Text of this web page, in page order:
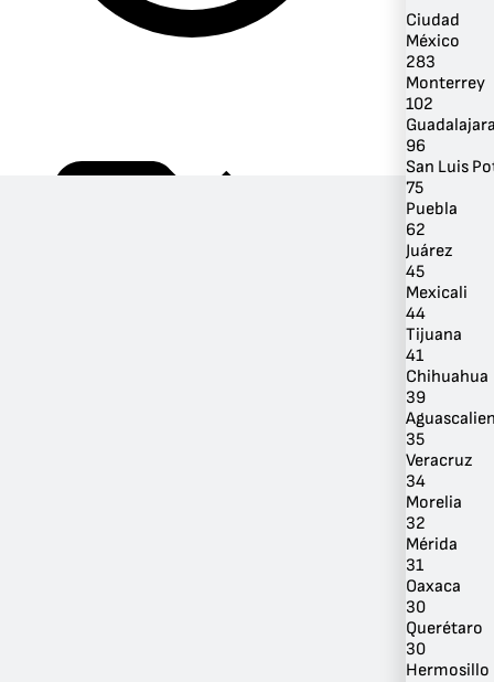
Por Género
Ubicación
Ciudad
México
283
Monterrey
102
96
San Luis
75
Puebla
62
Juárez
45
Mexicali
44
Tijuana
41
Chihuahua
39
35
Veracruz
34
Morelia
32
Mérida
31
Oaxaca
30
Querétaro
30
Hermosillo